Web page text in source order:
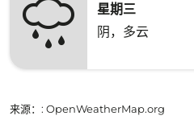
星期三
阴，多云
来源： : OpenWeatherMap.org